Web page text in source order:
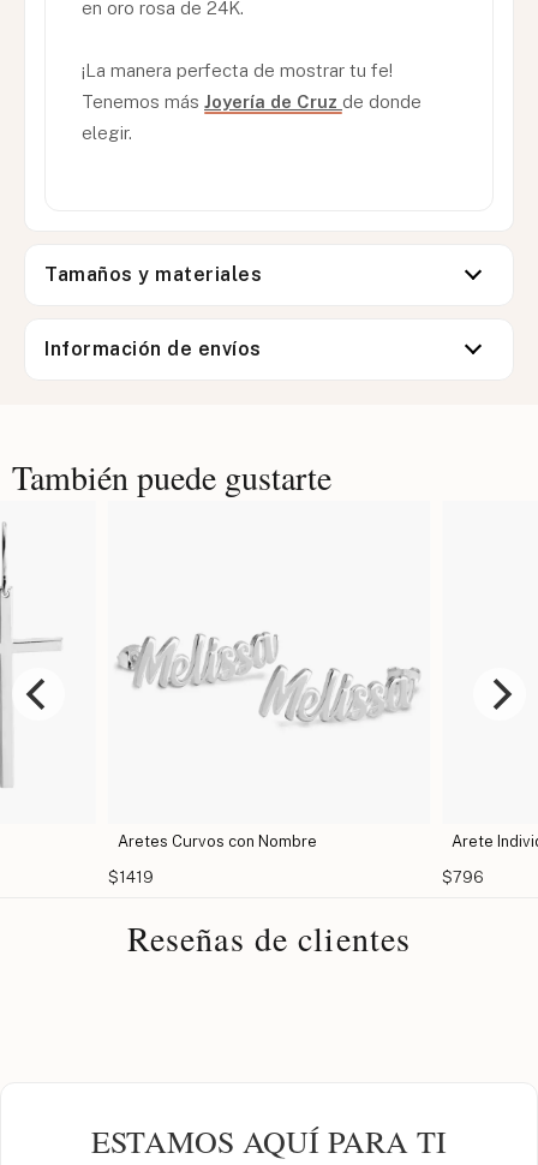
en oro rosa de 24K.
¡La manera perfecta de mostrar tu fe!
Tenemos más Joyería de Cruz de donde
elegir.
Tamaños y materiales
Información de envíos
También puede gustarte
Aretes Curvos con Nombre
$1419
Arete
$796
Reseñas de clientes
ESTAMOS AQUÍ PARA TI